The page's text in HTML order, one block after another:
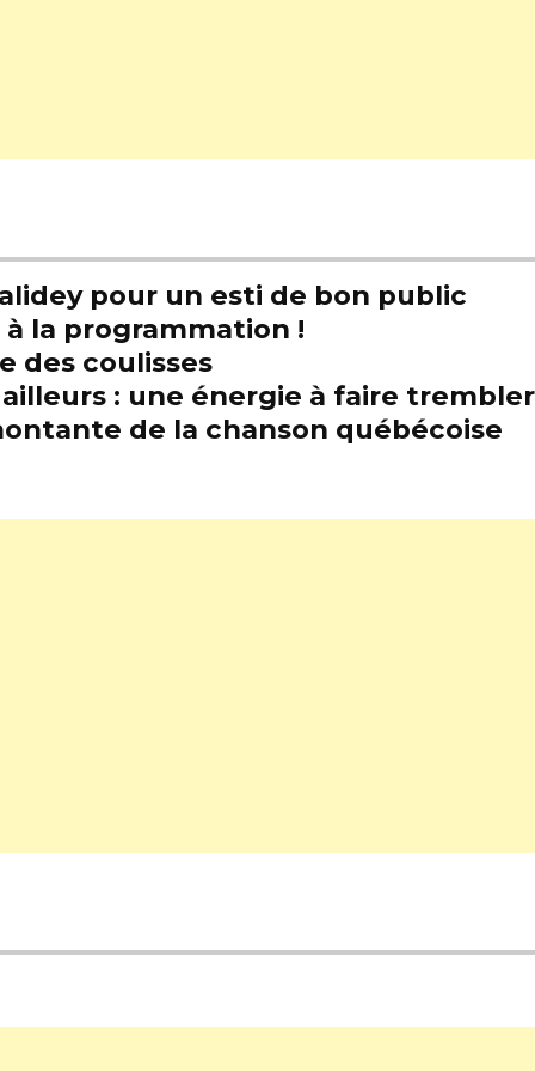
pour un esti de bon public
la programmation !
des coulisses
: une énergie à faire
de la chanson québécoise